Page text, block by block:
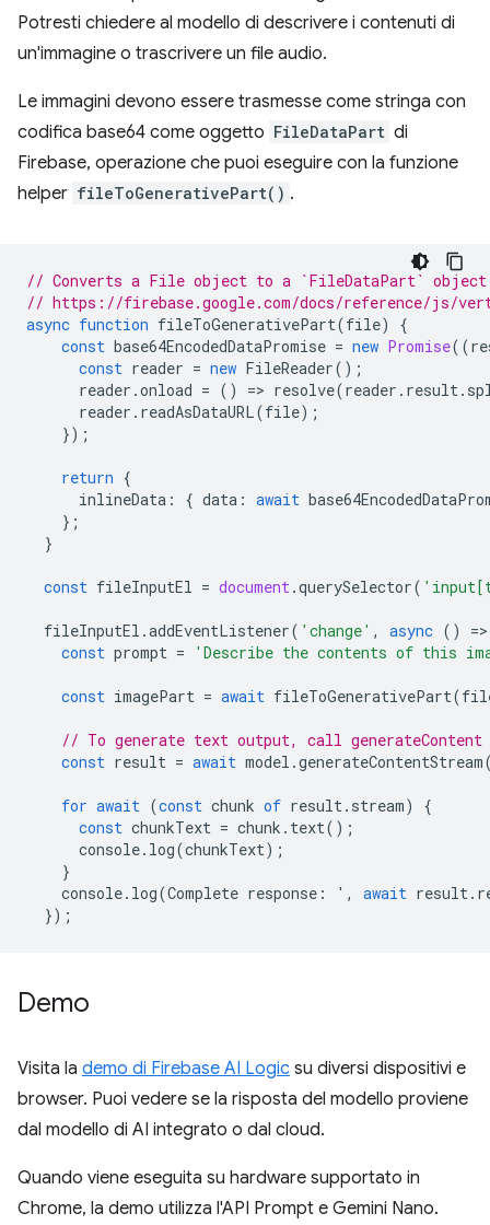
Potresti chiedere al modello di descrivere i contenuti di
un'immagine o trascrivere un file audio.
Le immagini devono essere trasmesse come stringa con
codifica base64 come oggetto FileDataPart di
Firebase, operazione che puoi eseguire con la funzione
helper fileToGenerativePart() .
// Converts a File object to a `FileDataPart`
// https://firebase.google.com/docs/reference/js/
async function fileToGenerativePart(file)
{
const base64EncodedDataPromise = new Promise((
const reader = new FileReader();
reader .onload = () => resolve(reader . result.
reader . readAsDataURL(file);
});
return {
inlineData : { data : await
};
}
const fileInputEl = document.querySelector(
fileInputEl .addEventListener( 'change' , async () =>
const prompt = 'Describe the contents of this
const imagePart = await fileToGenerativePart(
// To generate text output, call
const result = await model .generateContentStream
for await (const chunk of result. stream)
{
const chunkText = chunk . text();
console. log(chunkText);
}
console. log(Complete response : ' , await result.
});
Demo
Visita la demo di Firebase AI Logic su diversi dispositivi e
browser. Puoi vedere se la risposta del modello proviene
dal modello di AI integrato o dal cloud.
Quando viene eseguita su hardware supportato in
Chrome, la demo utilizza l'API Prompt e Gemini Nano.